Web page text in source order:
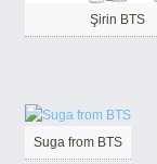
Şirin BTS
Suga from BTS